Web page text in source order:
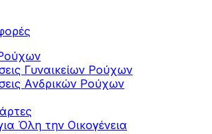
Γυναικείων Ρούχων
Aνδρικών Ρούχων
Όλη την Οικογένεια